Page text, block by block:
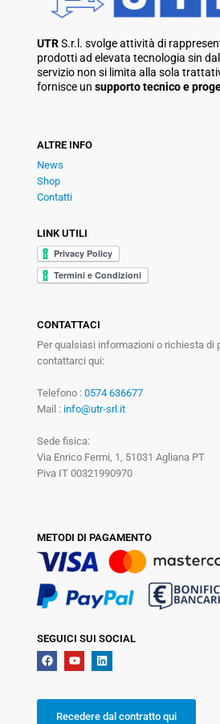
UTRS.r.l. svolge attività di
prodotti ad elevata tecnologia sin dal
servizio non si limita alla sola
fornisce un supporto tecnico e
ALTRE INFO
News
Shop
Contatti
LINK UTILI
CONTATTACI
Per qualsiasi informazioni o richiesta di
contattarci qui:
Telefono : 0574 636677
Mail : info@utr-srl.it
Sede fisica:
Via Enrico Fermi, 1, 51031 Agliana PT
Piva IT 00321990970
METODI DI PAGAMENTO
SEGUICI SUI SOCIAL
Recedere dal contratto qui